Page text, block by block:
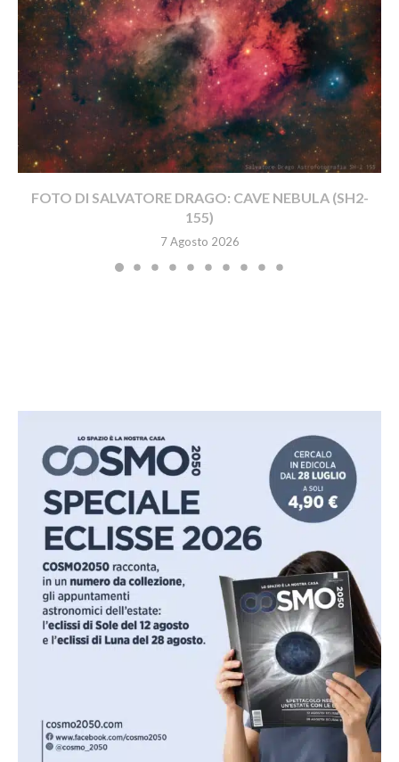
FOTO DI SALVATORE DRAGO: CAVE NEBULA (SH2-
155)
7 Agosto 2026